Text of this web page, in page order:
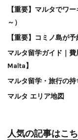
【重要】マルタでワ
～）
【重要】コミノ島が
マルタ留学ガイド｜
Malta】
マルタ留学・旅行の持
マルタ エリア地図
人気の記事はこ